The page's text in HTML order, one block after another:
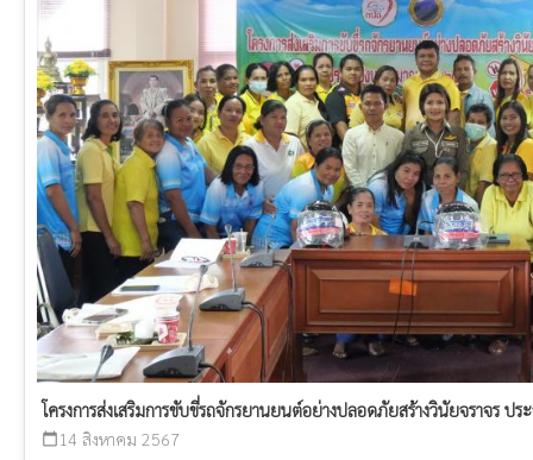
โครงการส่งเสริมการขับขี่รถจักรยานยนต์อย่างปลอดภัยสร้างวินัยจราจร ป
calendar_today 14 สิงหาคม 2567